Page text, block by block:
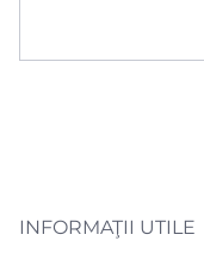
INFORMAŢII UTILE